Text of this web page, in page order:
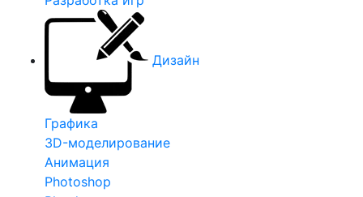
Дизайн
Графика
3D-моделирование
Анимация
Photoshop